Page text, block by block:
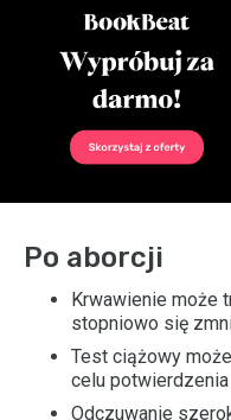
Po aborcji
Krwawienie może
stopniowo się
Test ciążowy
celu
Odczuwanie